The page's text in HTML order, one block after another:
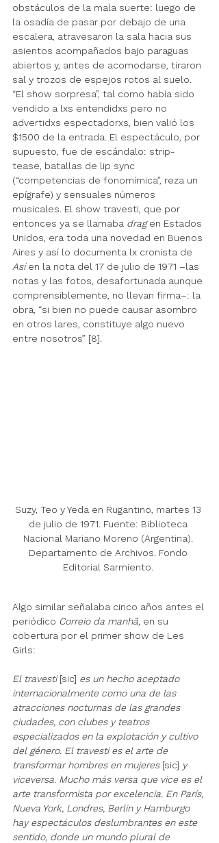
obstáculos de la mala suerte: luego de
la osadía de pasar por debajo de una
escalera, atravesaron la sala hacia sus
asientos acompañados bajo paraguas
abiertos y, antes de acomodarse, tiraron
sal y trozos de espejos rotos al suelo.
“El show sorpresa”, tal como había sido
vendido a lxs entendidxs pero no
advertidxs espectadorxs, bien valió los
$1500 de la entrada. El espectáculo, por
supuesto, fue de escándalo: strip-
tease, batallas de lip sync
(“competencias de fonomímica”, reza un
epígrafe) y sensuales números
musicales. El show travesti, que por
entonces ya se llamaba drag en Estados
Unidos, era toda una novedad en Buenos
Aires y así lo documenta lx cronista de
Así en la nota del 17 de julio de 1971 –las
notas y las fotos, desafortunada aunque
comprensiblemente, no llevan firma–: la
obra, “si bien no puede causar asombro
en otros lares, constituye algo nuevo
entre nosotros” [8].
Suzy, Teo y Yeda en Rugantino, martes 13
de julio de 1971. Fuente: Biblioteca
Nacional Mariano Moreno (Argentina).
Departamento de Archivos. Fondo
Editorial Sarmiento.
Algo similar señalaba cinco años antes el
periódico Correio da manhã, en su
cobertura por el primer show de Les
Girls:
El travesti [sic] es un hecho aceptado
internacionalmente como una de las
atracciones nocturnas de las grandes
ciudades, con clubes y teatros
especializados en la explotación y cultivo
del género. El travesti es el arte de
transformar hombres en mujeres [sic] y
viceversa. Mucho más versa que vice es el
arte transformista por excelencia. En París,
Nueva York, Londres, Berlin y Hamburgo
hay espectáculos deslumbrantes en este
sentido, donde un mundo plural de